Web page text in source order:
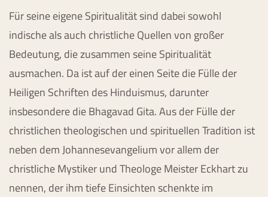
Für seine eigene Spiritualität sind dabei sowohl
indische als auch christliche Quellen von großer
Bedeutung, die zusammen seine Spiritualität
ausmachen. Da ist auf der einen Seite die Fülle der
Heiligen Schriften des Hinduismus, darunter
insbesondere die Bhagavad Gita. Aus der Fülle der
christlichen theologischen und spirituellen Tradition ist
neben dem Johannesevangelium vor allem der
christliche Mystiker und Theologe Meister Eckhart zu
nennen, der ihm tiefe Einsichten schenkte im